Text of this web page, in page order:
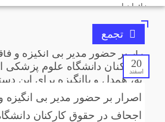
زائران اربعین
پروژه آبرسانی به پایانه مرزی چیلات دهلران
وزیر کشور افتتاح شد
۱۴۰۵/ جزئیات حوزه‌های برگزاری اعلام شد
تجمع
20
اسفند
اصرار بر حضور مدیر بی انگیزه
اجحاف در حقوق کارکنان